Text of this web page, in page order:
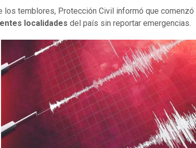
los temblores, Protección Civil informó que comenzó
localidades del país sin reportar emergencias.